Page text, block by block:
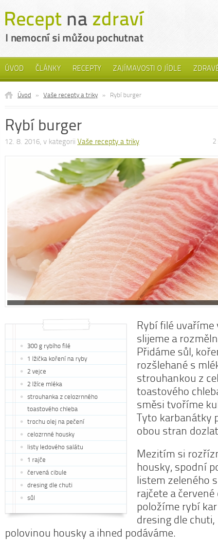
ÚVOD ČLÁNKY RECEPTY ZAJÍMAVOSTI O JÍDLE
Úvod » Vaše recepty a triky » Rybí burger
Rybí burger
12. 8. 2016, v kategorii Vaše recepty a triky
300 g rybího filé
1 lžička koření na ryby
2 vejce
2 lžíce mléka
strouhanka z celozrnného
toastového chleba
trochu olej na pečení
celozrnné housky
listy ledového salátu
1 rajče
červená cibule
dresing dle chuti
sůl
Rybí filé uvaříme
slijeme a
Přidáme sůl,
rozšlehané s
strouhankou z
toastového
směsi tvoříme
Tyto karbanátky
obou stran
Mezitím si
housky, spodní
listem zeleného
rajčete a
položíme rybí
dresing dle
polovinou housky a ihned podáváme.